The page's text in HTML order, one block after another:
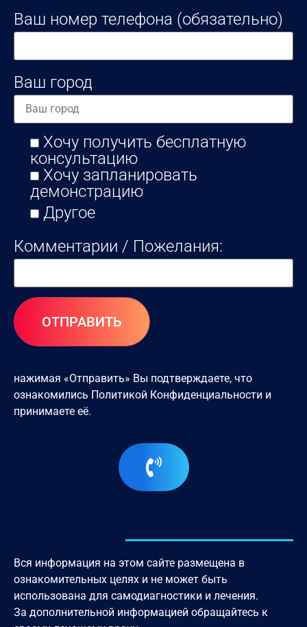
Ваш номер телефона (обязательно)
Ваш город
Хочу получить бесплатную
консультацию
Хочу запланировать
демонстрацию
Другое
Комментарии / Пожелания:
нажимая «Отправить» Вы подтверждаете, что
ознакомились Политикой Конфиденциальности и
принимаете её.
Вся информация на этом сайте размещена в
ознакомительных целях и не может быть
использована для самодиагностики и лечения.
За дополнительной информацией обращайтесь к